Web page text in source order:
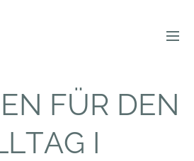
FÜR DEN
I